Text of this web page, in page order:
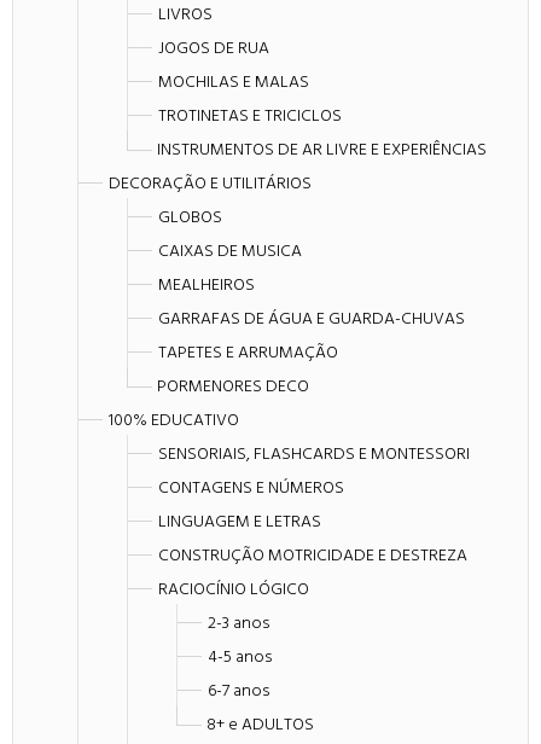
LIVROS
JOGOS DE RUA
MOCHILAS E MALAS
TROTINETAS E TRICICLOS
INSTRUMENTOS DE AR LIVRE E EXPERIÊNCIAS
DECORAÇÃO E UTILITÁRIOS
GLOBOS
CAIXAS DE MUSICA
MEALHEIROS
GARRAFAS DE ÁGUA E GUARDA-CHUVAS
TAPETES E ARRUMAÇÃO
PORMENORES DECO
100% EDUCATIVO
SENSORIAIS, FLASHCARDS E MONTESSORI
CONTAGENS E NÚMEROS
LINGUAGEM E LETRAS
CONSTRUÇÃO MOTRICIDADE E DESTREZA
RACIOCÍNIO LÓGICO
2-3 anos
4-5 anos
6-7 anos
8+ e ADULTOS